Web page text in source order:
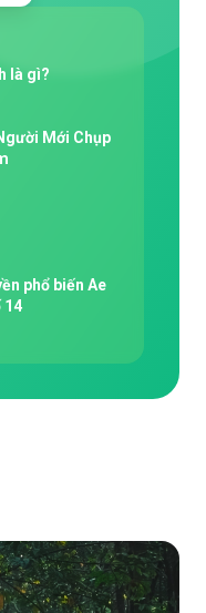
là gì?
Mới Chụp
phổ biến Ae
14